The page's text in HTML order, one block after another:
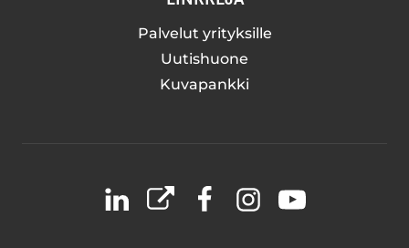
Palvelut yrityksille
Uutishuone
Kuvapankki
LinkedIn
X FacebookInstagramYouTube